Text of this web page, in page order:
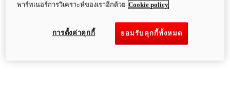
พาร์ทเนอร์การวิเคราะห์ของเราอีกด้วย Cookie policy
ยอมรับคุกกี้ทั้งหมด
การตั้งค่าคุกกี้